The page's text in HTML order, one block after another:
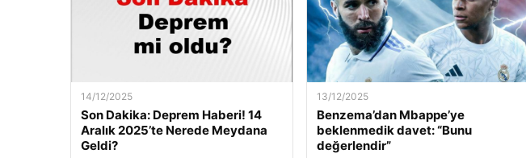
14/12/2025
Son Dakika: Deprem Haberi! 14
Aralık 2025’te Nerede Meydana
Geldi?
13/12/2025
Benzema’dan Mbappe’ye
beklenmedik davet: “Bunu
değerlendir”